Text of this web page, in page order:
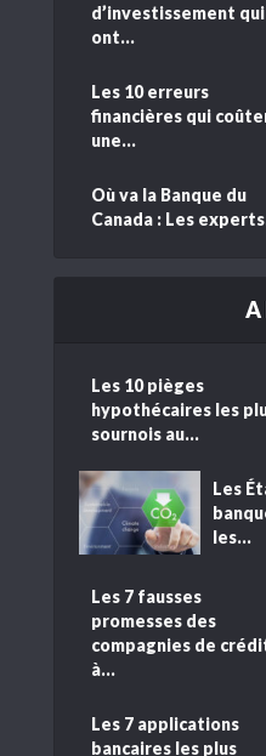
d’investissement qui
ont...
Les 10 erreurs
financières qui
une...
Où va la Banque du
Canada : Les
A
Les 10 pièges
hypothécaires les
sournois au...
Les
les...
Les 7 fausses
promesses des
compagnies de
à...
Les 7 applications
bancaires les plus